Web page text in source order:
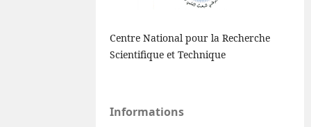
Centre National pour la Recherche
Scientifique et Technique
Informations